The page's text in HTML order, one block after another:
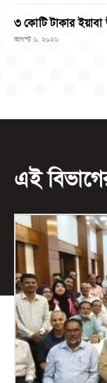
৩ কোটি টাকার ইয়াবা
আগস্ট ৬, ২০২৬
এই